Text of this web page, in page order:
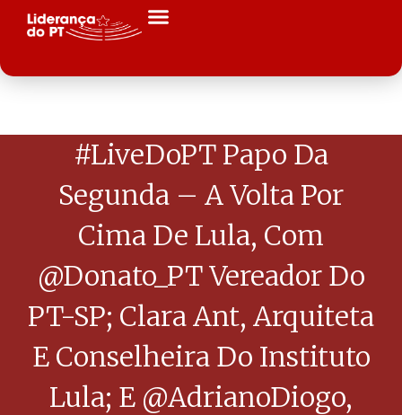
#LiveDoPT Papo Da
Segunda – A Volta Por
Cima De Lula, Com
@Donato_PT Vereador Do
PT-SP; Clara Ant, Arquiteta
E Conselheira Do Instituto
Lula; E @AdrianoDiogo,